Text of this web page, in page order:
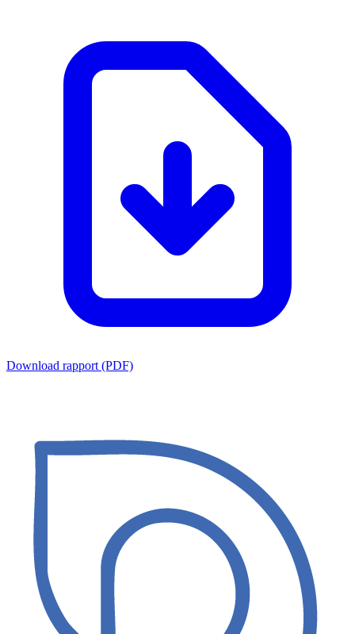
Download rapport (PDF)